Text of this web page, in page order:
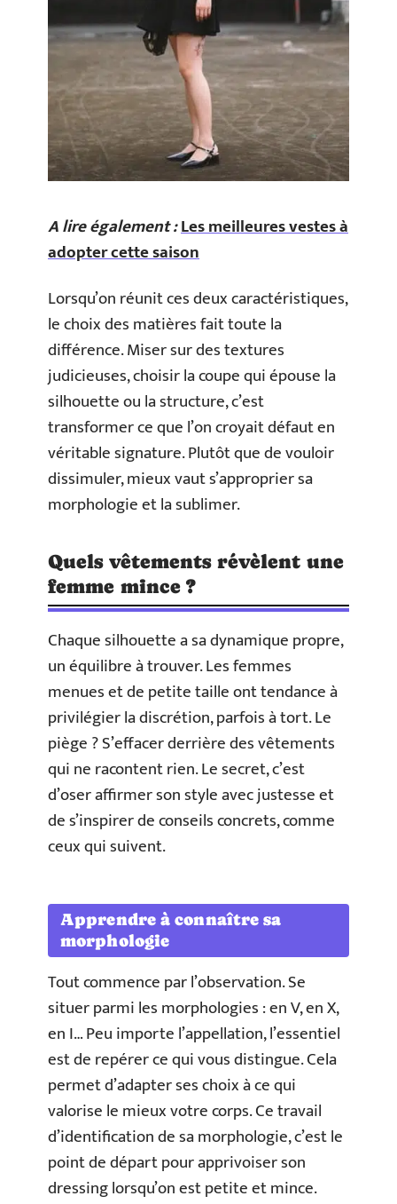
A lire également :Les meilleures vestes à
adopter cette saison
Lorsqu’on réunit ces deux caractéristiques,
le choix des matières fait toute la
différence. Miser sur des textures
judicieuses, choisir la coupe qui épouse la
silhouette ou la structure, c’est
transformer ce que l’on croyait défaut en
véritable signature. Plutôt que de vouloir
dissimuler, mieux vaut s’approprier sa
morphologie et la sublimer.
Quels vêtements révèlent une
femme mince ?
Chaque silhouette a sa dynamique propre,
un équilibre à trouver. Les femmes
menues et de petite taille ont tendance à
privilégier la discrétion, parfois à tort. Le
piège ? S’effacer derrière des vêtements
qui ne racontent rien. Le secret, c’est
d’oser affirmer son style avec justesse et
de s’inspirer de conseils concrets, comme
ceux qui suivent.
Apprendre à connaître sa
morphologie
Tout commence par l’observation. Se
situer parmi les morphologies : en V, en X,
en I… Peu importe l’appellation, l’essentiel
est de repérer ce qui vous distingue. Cela
permet d’adapter ses choix à ce qui
valorise le mieux votre corps. Ce travail
d’identification de sa morphologie, c’est le
point de départ pour apprivoiser son
dressing lorsqu’on est petite et mince.